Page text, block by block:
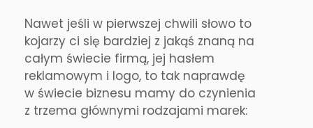
Nawet jeśli w pierwszej chwili słowo to
kojarzy ci się bardziej z jakąś znaną na
całym świecie firmą, jej hasłem
reklamowym i logo, to tak naprawdę
w świecie biznesu mamy do czynienia
z trzema głównymi rodzajami marek: